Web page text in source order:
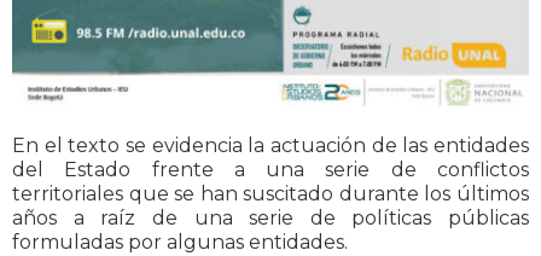
En el texto se evidencia la actuación de las entidades
del Estado frente a una serie de conflictos
territoriales que se han suscitado durante los últimos
años a raíz de una serie de políticas públicas
formuladas por algunas entidades.